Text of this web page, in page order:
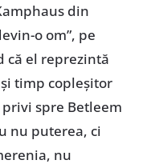
din
o om”, pe
că el reprezintă
timp copleșitor
spre Betleem
nu puterea, ci
nu